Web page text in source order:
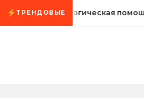
Промотать к содержимому
ТРЕНДОВЫЕ
Психологическая